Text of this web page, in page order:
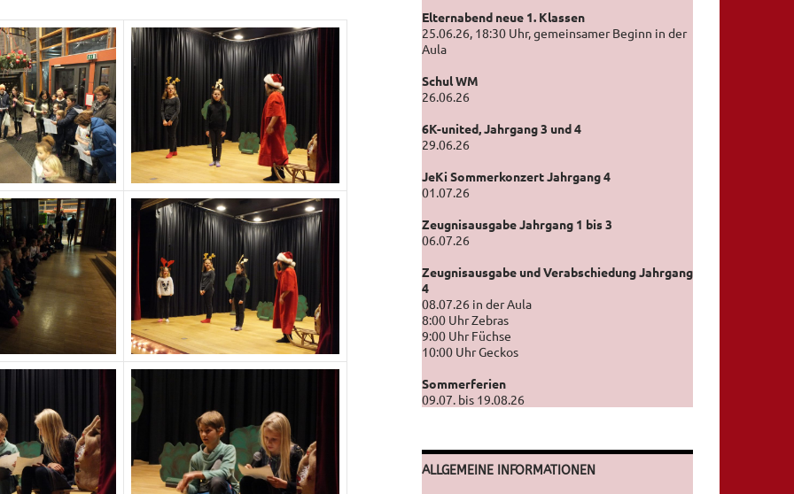
Elternabend neue 1. Klassen
25.06.26, 18:30 Uhr, gemeinsamer Beginn in der
Aula
Schul WM
26.06.26
6K-united, Jahrgang 3 und 4
29.06.26
JeKi Sommerkonzert Jahrgang 4
01.07.26
Zeugnisausgabe Jahrgang 1 bis 3
06.07.26
Zeugnisausgabe und Verabschiedung Jahrgang
4
08.07.26 in der Aula
8:00 Uhr Zebras
9:00 Uhr Füchse
10:00 Uhr Geckos
Sommerferien
09.07. bis 19.08.26
ALLGEMEINE INFORMATIONEN